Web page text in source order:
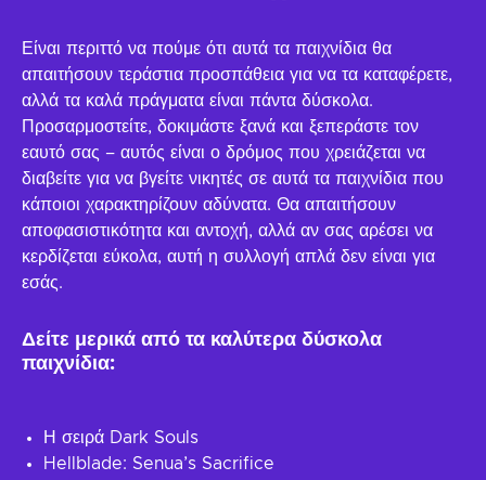
Είναι περιττό να πούμε ότι αυτά τα παιχνίδια θα
απαιτήσουν τεράστια προσπάθεια για να τα καταφέρετε,
αλλά τα καλά πράγματα είναι πάντα δύσκολα.
Προσαρμοστείτε, δοκιμάστε ξανά και ξεπεράστε τον
εαυτό σας – αυτός είναι ο δρόμος που χρειάζεται να
διαβείτε για να βγείτε νικητές σε αυτά τα παιχνίδια που
κάποιοι χαρακτηρίζουν αδύνατα. Θα απαιτήσουν
αποφασιστικότητα και αντοχή, αλλά αν σας αρέσει να
κερδίζεται εύκολα, αυτή η συλλογή απλά δεν είναι για
εσάς.
Δείτε μερικά από τα καλύτερα δύσκολα
παιχνίδια:
Η σειρά Dark Souls
Hellblade: Senua’s Sacrifice